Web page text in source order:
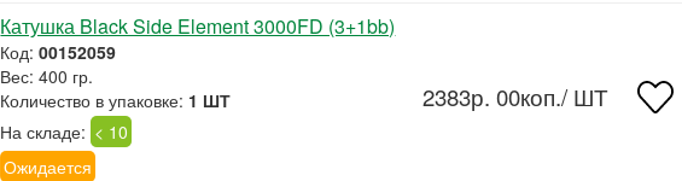
Катушка Black Side Element 3000FD (3+1bb)
Код:00152059
Вес: 400 гр.
Количество в упаковке: 1 ШТ
На складе: < 10
Ожидается
2383р. 00коп./ ШТ